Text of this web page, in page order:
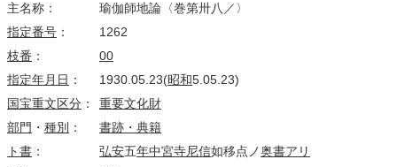
主名称：
瑜伽師地論〈巻第卅八／〉
指定番号 ：
1262
枝番 ：
00
指定年月日 ： 1930.05.23(昭和5.05.23)
国宝重文区分 ：
重要文化財
部門 ・ 種別 ：
書跡・典籍
ト書 ： 弘安五年中宮寺尼信如移点ノ奥書アリ